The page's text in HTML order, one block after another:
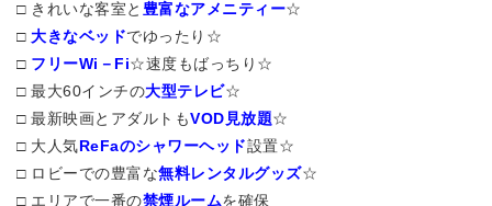
□ きれいな客室と 豊富なアメニティー☆
□ 大きなベッドでゆったり☆
□ フリーWi－Fi☆速度もばっちり☆
□ 最大60インチの大型テレビ☆
□ 最新映画とアダルトもVOD見放題☆
□ 大人気ReFaのシャワーヘッド設置☆
□ ロビーでの豊富な無料レンタルグッズ☆
□ エリアで一番の禁煙ルームを確保